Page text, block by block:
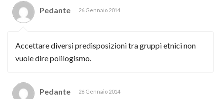
Pedante 26 Gennaio 2014
Accettare diversi predisposizioni tra gruppi etnici non
vuole dire polilogismo.
Pedante 26 Gennaio 2014